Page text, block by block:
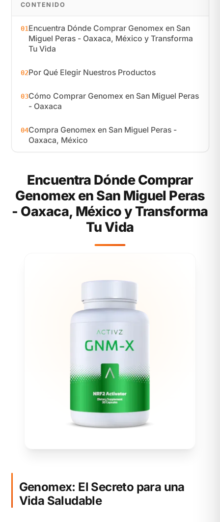
CONTENIDO
01Encuentra Dónde Comprar Genomex en San
Miguel Peras - Oaxaca, México y Transforma
Tu Vida
02Por Qué Elegir Nuestros Productos
03Cómo Comprar Genomex en San Miguel Peras
- Oaxaca
04Compra Genomex en San Miguel Peras -
Oaxaca, México
Encuentra Dónde Comprar
Genomex en San Miguel Peras
- Oaxaca, México y Transforma
Tu Vida
Genomex: El Secreto para una
Vida Saludable